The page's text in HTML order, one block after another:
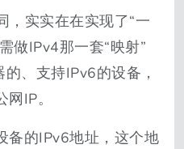
，实实在在实现了“一
做IPv4那一套“映射”
、支持IPv6的设备，
IP。
备的IPv6地址，这个地